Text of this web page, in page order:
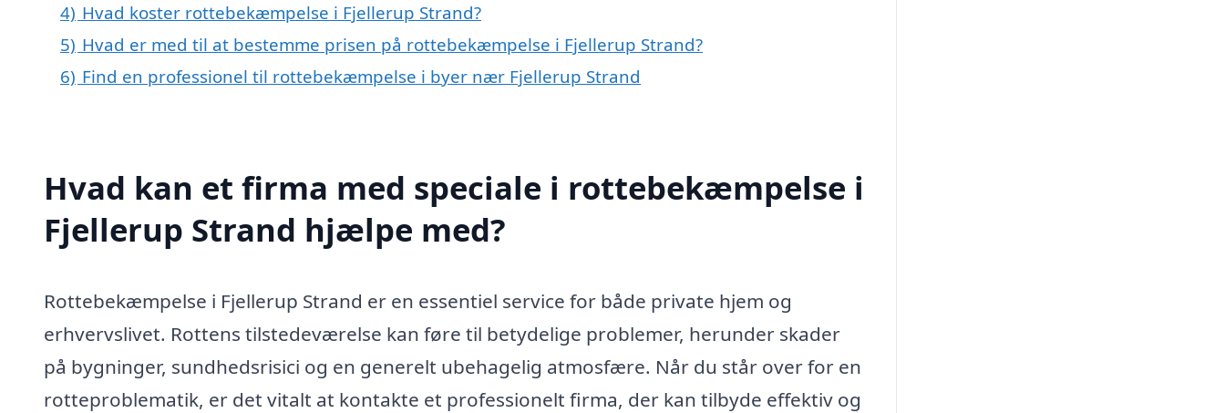
4) Hvad koster rottebekæmpelse i Fjellerup Strand?
5) Hvad er med til at bestemme prisen på rottebekæmpelse i Fjellerup Strand?
6) Find en professionel til rottebekæmpelse i byer nær Fjellerup Strand
Hvad kan et firma med speciale i rottebekæmpelse i
Fjellerup Strand hjælpe med?
Rottebekæmpelse i Fjellerup Strand er en essentiel service for både private hjem og
erhvervslivet. Rottens tilstedeværelse kan føre til betydelige problemer, herunder skader
på bygninger, sundhedsrisici og en generelt ubehagelig atmosfære. Når du står over for en
rotteproblematik, er det vitalt at kontakte et professionelt firma, der kan tilbyde effektiv og